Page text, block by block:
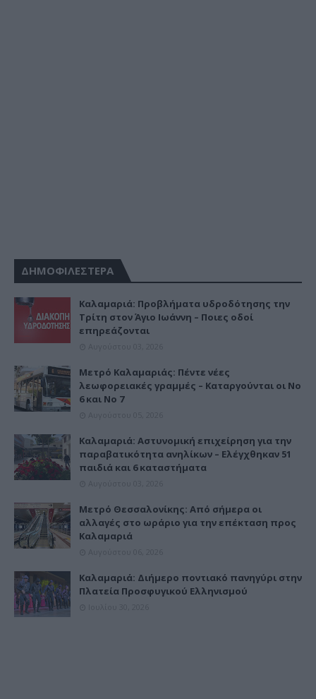
ΔΗΜΟΦΙΛΕΣΤΕΡΑ
Καλαμαριά: Προβλήματα υδροδότησης την
Τρίτη στον Άγιο Ιωάννη – Ποιες οδοί
επηρεάζονται
Μετρό Καλαμαριάς: Πέντε νέες
λεωφορειακές γραμμές – Καταργούνται οι Νο
6 και Νο 7
Καλαμαριά: Αστυνομική επιχείρηση για την
παραβατικότητα ανηλίκων – Ελέγχθηκαν 51
παιδιά και 6 καταστήματα
Μετρό Θεσσαλονίκης: Από σήμερα οι
αλλαγές στο ωράριο για την επέκταση προς
Καλαμαριά
Καλαμαριά: Διήμερο ποντιακό πανηγύρι στην
Πλατεία Προσφυγικού Ελληνισμού